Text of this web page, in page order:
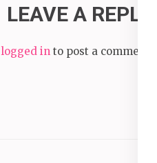
LEAVE A REPLY
logged in to post a comment.